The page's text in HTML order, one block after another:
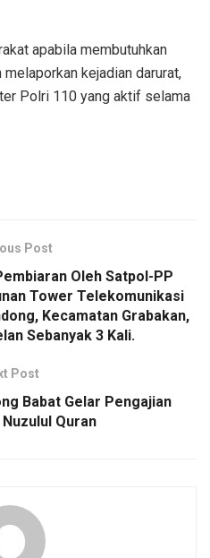
apabila membutuhkan
kejadian darurat,
Polri 110 yang aktif selama
Post
Oleh Satpol-PP
Tower Telekomunikasi
Kecamatan Grabakan,
Sebanyak 3 Kali.
Post
Babat Gelar Pengajian
Quran